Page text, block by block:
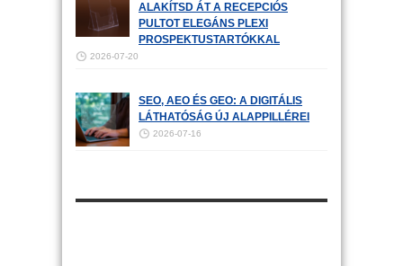
ALAKÍTSD ÁT A RECEPCIÓS
PULTOT ELEGÁNS PLEXI
PROSPEKTUSTARTÓKKAL
2026-07-20
SEO, AEO ÉS GEO: A DIGITÁLIS
LÁTHATÓSÁG ÚJ ALAPPILLÉREI
2026-07-16